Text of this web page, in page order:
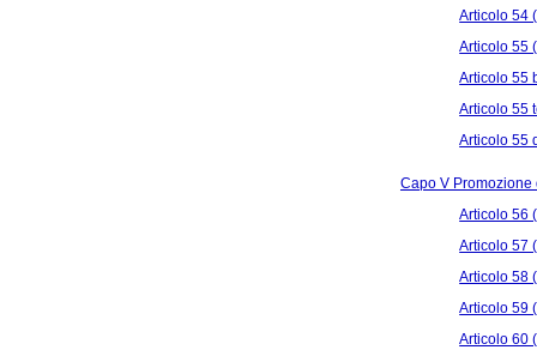
Articolo 54
Articolo 55
Articolo 55
Articolo 55
Articolo 55
Capo V
Articolo 56
Articolo 57
Articolo 58
Articolo 59
Articolo 60